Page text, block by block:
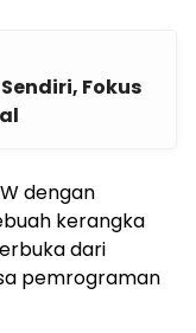
Fokus
dengan
kerangka
dari
pemrograman